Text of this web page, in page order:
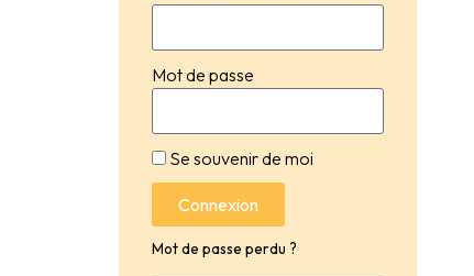
Mot de passe
Se souvenir de moi
Connexion
Mot de passe perdu ?